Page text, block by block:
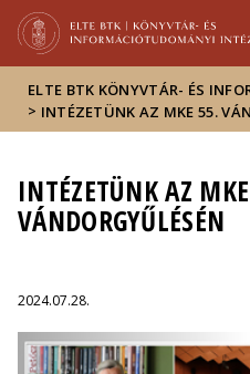
ELTE BTK KÖNYVTÁR- ÉS
> INTÉZETÜNK AZ MKE 55.
INTÉZETÜNK AZ
VÁNDORGYŰLÉSÉN
2024.07.28.